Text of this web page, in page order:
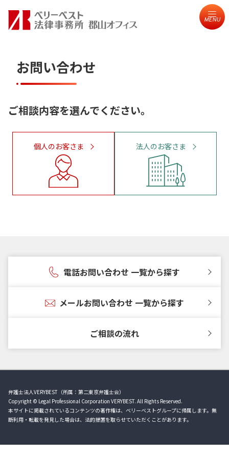
MENU
お問い合わせ
ご相談内容を選んでください。
個人のお客さま 法人のお客さま
電話お問い合わせ 一覧から探す
メールお問い合わせ 一覧から探す
ご相談の流れ
弁護士法人VERYBEST（所属：第二東京弁護士会）
Copyright © Legal Professional Corporation VERYBEST. All Rights Reserved.
本サイトに掲載されているコンテンツの著作権は、ベリーベストグループに帰属します。無
断利用・転載を発見した場合は、法的措置を取らせていただくことがあります。